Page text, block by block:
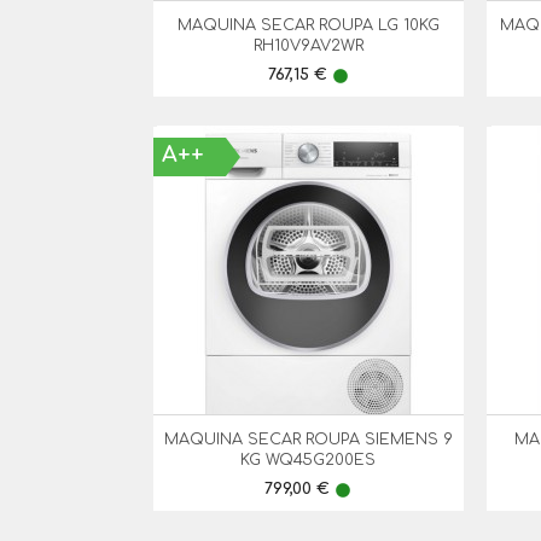
MAQUINA SECAR ROUPA LG 10KG
RH10V9AV2WR
Preço
767,15 € lens
Vista Rápida
MAQUINA SECAR ROUPA SIEMENS 9
KG WQ45G200ES
Preço
799,00 € lens
A++
Vista Rápida